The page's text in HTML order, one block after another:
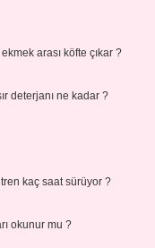
arası köfte çıkar ?
deterjanı ne kadar ?
tren kaç saat sürüyor ?
okunur mu ?